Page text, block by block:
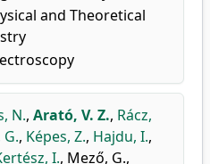
and Theoretical
N., Arató, V. Z., Rácz,
, Képes, Z., Hajdu, I.,
I., Mező, G.,